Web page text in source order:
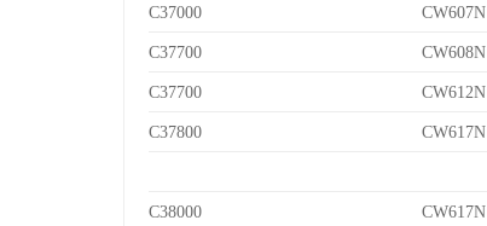
C37000 CW607N
C37700 CW608N
C37700 CW612N
C37800 CW617N
C38000 CW617N